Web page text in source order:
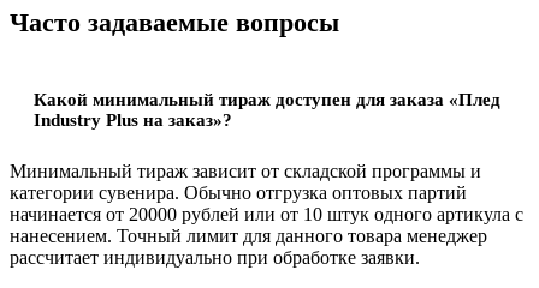
Часто задаваемые вопросы
Какой минимальный тираж доступен для заказа «Плед
Industry Plus на заказ»?
Минимальный тираж зависит от складской программы и
категории сувенира. Обычно отгрузка оптовых партий
начинается от 20000 рублей или от 10 штук одного артикула с
нанесением. Точный лимит для данного товара менеджер
рассчитает индивидуально при обработке заявки.